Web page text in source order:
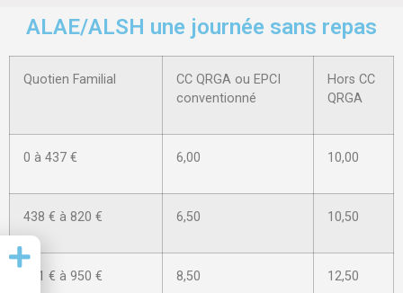
ALAE/ALSH une journée sans repas
Quotien Familial
CC QRGA ou EPCI
conventionné
Hors CC
QRGA
0 à 437 € 6,00 10,00
438 € à 820 € 6,50 10,50
821 € à 950 € 8,50 12,50